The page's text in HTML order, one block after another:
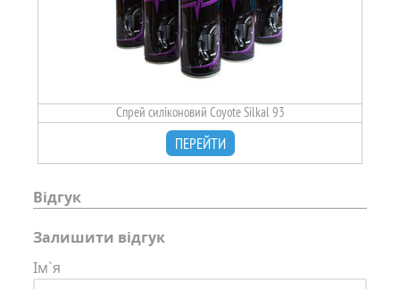
Спрей силіконовий Coyote Silkal 93
ПЕРЕЙТИ
Відгук
Залишити відгук
Ім`я